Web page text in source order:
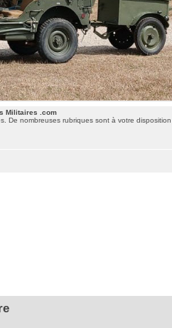
Militaires .com
nombreuses rubriques sont à votre